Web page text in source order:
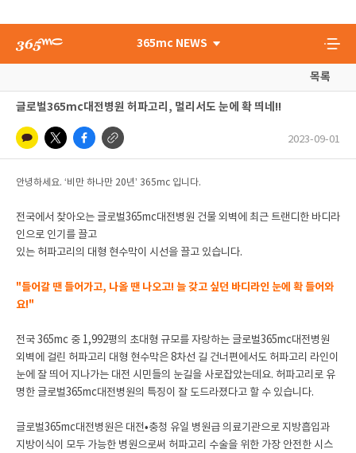
365mc NEWS
목록
글로벌365mc대전병원 허파고리, 멀리서도 눈에 확 띄네!!
2023-09-01
안녕하세요. ‘비만 하나만 20년’ 365mc 입니다.
전국에서 찾아오는 글로벌365mc대전병원 건물 외벽에 최근 트랜디한 바디라
인으로 인기를 끌고
있는 허파고리의 대형 현수막이 시선을 끌고 있습니다.
"들어갈 땐 들어가고, 나올 땐 나오고! 늘 갖고 싶던 바디라인 눈에 확 들어와
요!"
전국 365mc 중 1,992평의 초대형 규모를 자랑하는 글로벌365mc대전병원
외벽에 걸린 허파고리 대형 현수막은 8차선 길 건너편에서도 허파고리 라인이
눈에 잘 띄어 지나가는 대전 시민들의 눈길을 사로잡았는데요. 허파고리로 유
명한 글로벌365mc대전병원의 특징이 잘 도드라졌다고 할 수 있습니다.
글로벌365mc대전병원은 대전•충청 유일 병원급 의료기관으로 지방흡입과
지방이식이 모두 가능한 병원으로써 허파고리 수술을 위한 가장 안전한 시스